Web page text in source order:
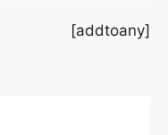
[addtoany]